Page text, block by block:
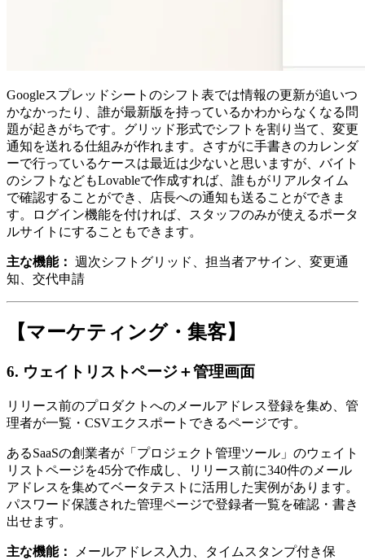
Googleスプレッドシートのシフト表では情報の更新が追いつ
かなかったり、誰が最新版を持っているかわからなくなる問
題が起きがちです。グリッド形式でシフトを割り当て、変更
通知を送れる仕組みが作れます。さすがに手書きのカレンダ
ーで行っているケースは最近は少ないと思いますが、バイト
のシフトなどもLovableで作成すれば、誰もがリアルタイム
で確認することができ、店長への通知も送ることができま
す。ログイン機能を付ければ、スタッフのみが使えるポータ
ルサイトにすることもできます。
主な機能： 週次シフトグリッド、担当者アサイン、変更通
知、交代申請
【マーケティング・集客】
6. ウェイトリストページ＋管理画面
リリース前のプロダクトへのメールアドレス登録を集め、管
理者が一覧・CSVエクスポートできるページです。
あるSaaSの創業者が「プロジェクト管理ツール」のウェイト
リストページを45分で作成し、リリース前に340件のメール
アドレスを集めてベータテストに活用した実例があります。
パスワード保護された管理ページで登録者一覧を確認・書き
出せます。
主な機能：
メールアドレス入力、タイムスタンプ付き保